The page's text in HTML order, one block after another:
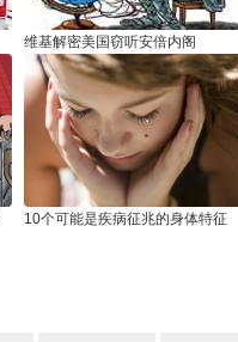
维基解密美国窃听安倍内阁
10个可能是疾病征兆的身体特征